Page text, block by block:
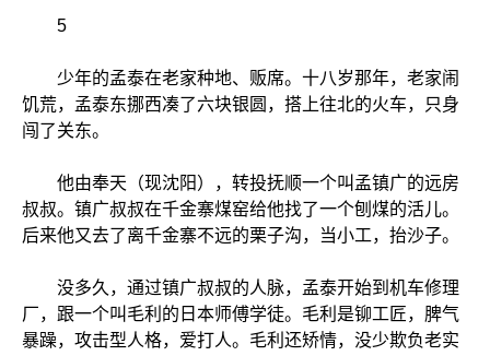
5
少年的孟泰在老家种地、贩席。十八岁那年，老家闹
饥荒，孟泰东挪西凑了六块银圆，搭上往北的火车，只身
闯了关东。
他由奉天（现沈阳），转投抚顺一个叫孟镇广的远房
叔叔。镇广叔叔在千金寨煤窑给他找了一个刨煤的活儿。
后来他又去了离千金寨不远的栗子沟，当小工，抬沙子。
没多久，通过镇广叔叔的人脉，孟泰开始到机车修理
厂，跟一个叫毛利的日本师傅学徒。毛利是铆工匠，脾气
暴躁，攻击型人格，爱打人。毛利还矫情，没少欺负老实